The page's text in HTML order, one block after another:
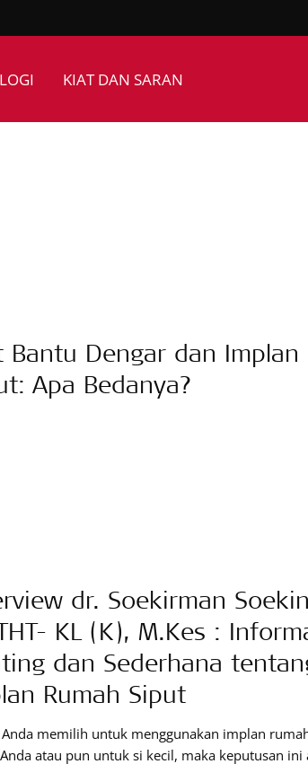
KIAT DAN SARAN
Bantu Dengar dan Implan
Apa Bedanya?
dr. Soekirman
KL (K), M.Kes :
dan Sederhana
Rumah Siput
Anda memilih untuk menggunakan implan
atau pun untuk si kecil, maka keputusan ini